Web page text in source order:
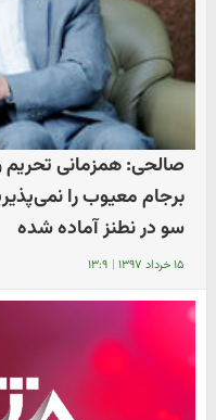
صالحی: همزمانی
برجام معیوب را
سو در نطنز آماده شده
۱۵ خرداد ۱۳۹۷ | ۱۳:۹